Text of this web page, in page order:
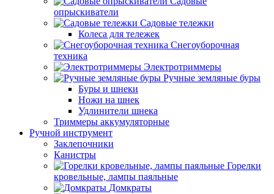
опрыскиватели
Садовые тележки
Колеса для тележек
Снегоуборочная
техника
Электротриммеры
Ручные земляные буры
Буры и шнеки
Ножи на шнек
Удлинители шнека
Триммеры аккумуляторные
Ручной инструмент
Заклепочники
Канистры
Горелки
кровельные, лампы паяльные
Домкраты